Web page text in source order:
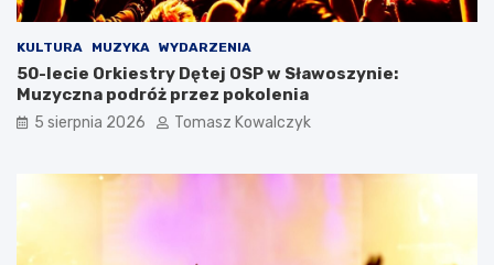
KULTURA MUZYKA WYDARZENIA
50-lecie Orkiestry Dętej OSP w Sławoszynie:
Muzyczna podróż przez pokolenia
5 sierpnia 2026 Tomasz Kowalczyk